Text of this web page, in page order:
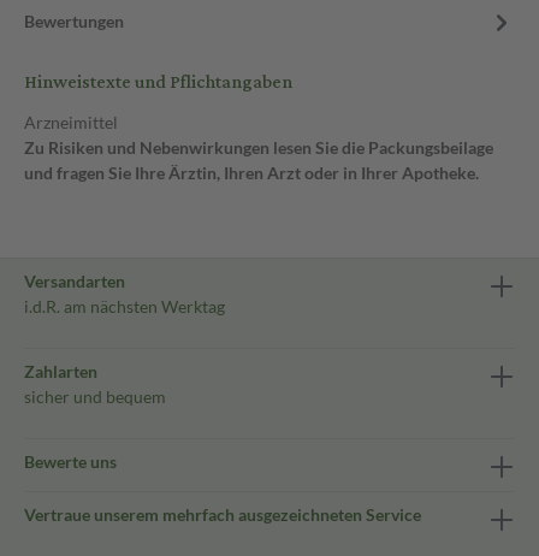
Bewertungen
Hinweistexte und Pflichtangaben
Arzneimittel
Zu Risiken und Nebenwirkungen lesen Sie die Packungsbeilage
und fragen Sie Ihre Ärztin, Ihren Arzt oder in Ihrer Apotheke.
Versandarten
i.d.R. am nächsten Werktag
Zahlarten
sicher und bequem
Bewerte uns
Vertraue unserem mehrfach ausgezeichneten Service